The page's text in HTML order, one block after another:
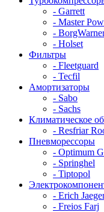
- Garrett
- Master
-
- Holset
Фильтры
- Fleetguard
- Tecfil
Амортизаторы
- Sabo
- Sachs
Климатическое
- Resfriar
Пневморессоры
- Optimum
- Springhel
- Tiptopol
- Erich
- Freios Farj